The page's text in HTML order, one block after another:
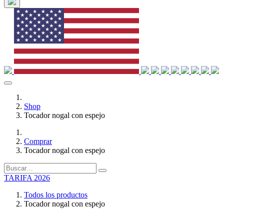
Shop
Tocador nogal con espejo
Comprar
Tocador nogal con espejo
TARIFA 2026
Todos los productos
Tocador nogal con espejo